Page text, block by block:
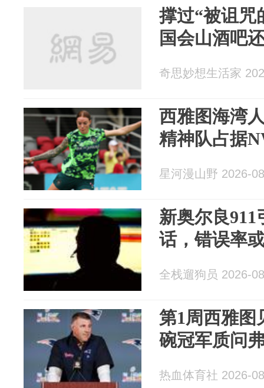
撑过“被诅咒
国会山酒吧
奇思妙想生活家
西雅图海湾
精神队占据
星河漫山野 2026-
新奥尔良
话，错误率
全栈遛狗员 2026-
第1周西雅图
碗冠军质问
热血体育社 2026-